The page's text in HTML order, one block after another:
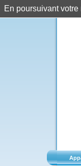
En poursuivant